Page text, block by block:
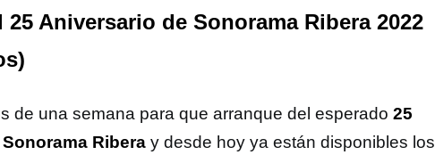
25 Aniversario de Sonorama Ribera 2022
de una semana para que arranque del esperado 25
Ribera y desde hoy ya están disponibles los